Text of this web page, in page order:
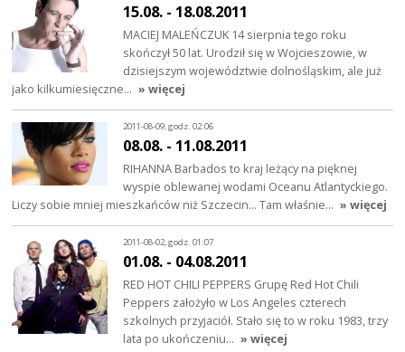
15.08. - 18.08.2011
MACIEJ MALEŃCZUK 14 sierpnia tego roku
skończył 50 lat. Urodził się w Wojcieszowie, w
dzisiejszym województwie dolnośląskim, ale już
jako kilkumiesięczne… » więcej
2011-08-09, godz. 02:06
08.08. - 11.08.2011
RIHANNA Barbados to kraj leżący na pięknej
wyspie oblewanej wodami Oceanu Atlantyckiego.
Liczy sobie mniej mieszkańców niż Szczecin... Tam właśnie… » więcej
2011-08-02, godz. 01:07
01.08. - 04.08.2011
RED HOT CHILI PEPPERS Grupę Red Hot Chili
Peppers założyło w Los Angeles czterech
szkolnych przyjaciół. Stało się to w roku 1983, trzy
lata po ukończeniu… » więcej